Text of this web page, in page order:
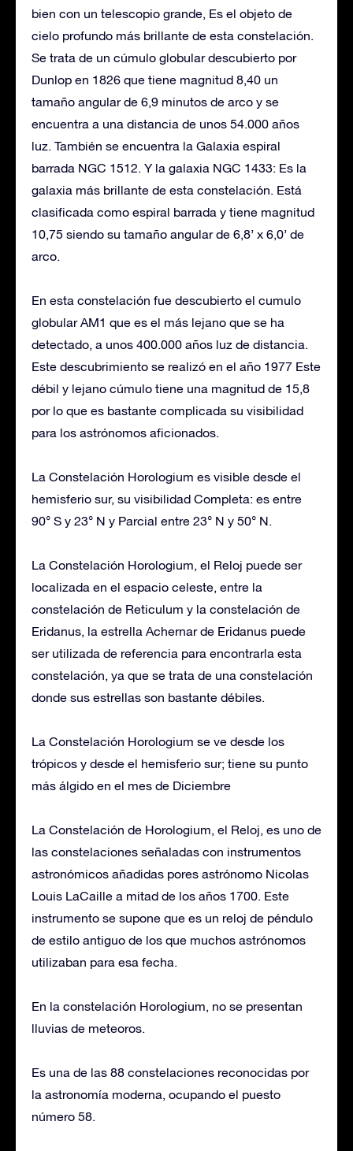
bien con un telescopio grande, Es el objeto de
cielo profundo más brillante de esta constelación.
Se trata de un cúmulo globular descubierto por
Dunlop en 1826 que tiene magnitud 8,40 un
tamaño angular de 6,9 minutos de arco y se
encuentra a una distancia de unos 54.000 años
luz. También se encuentra la Galaxia espiral
barrada NGC 1512. Y la galaxia NGC 1433: Es la
galaxia más brillante de esta constelación. Está
clasificada como espiral barrada y tiene magnitud
10,75 siendo su tamaño angular de 6,8’ x 6,0’ de
arco.
En esta constelación fue descubierto el cumulo
globular AM1 que es el más lejano que se ha
detectado, a unos 400.000 años luz de distancia.
Este descubrimiento se realizó en el año 1977 Este
débil y lejano cúmulo tiene una magnitud de 15,8
por lo que es bastante complicada su visibilidad
para los astrónomos aficionados.
La Constelación Horologium es visible desde el
hemisferio sur, su visibilidad Completa: es entre
90° S y 23° N y Parcial entre 23° N y 50° N.
La Constelación Horologium, el Reloj puede ser
localizada en el espacio celeste, entre la
constelación de Reticulum y la constelación de
Eridanus, la estrella Achernar de Eridanus puede
ser utilizada de referencia para encontrarla esta
constelación, ya que se trata de una constelación
donde sus estrellas son bastante débiles.
La Constelación Horologium se ve desde los
trópicos y desde el hemisferio sur; tiene su punto
más álgido en el mes de Diciembre
La Constelación de Horologium, el Reloj, es uno de
las constelaciones señaladas con instrumentos
astronómicos añadidas pores astrónomo Nicolas
Louis LaCaille a mitad de los años 1700. Este
instrumento se supone que es un reloj de péndulo
de estilo antiguo de los que muchos astrónomos
utilizaban para esa fecha.
En la constelación Horologium, no se presentan
lluvias de meteoros.
Es una de las 88 constelaciones reconocidas por
la astronomía moderna, ocupando el puesto
número 58.